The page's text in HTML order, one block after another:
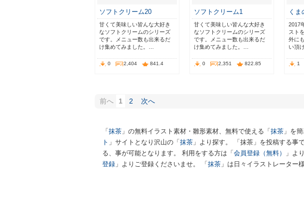
ソフトクリーム20
甘くて美味しい皆んな大好き
なソフトクリームのシリーズ
です。メニュー数も出来るだ
け集めてみました。…
0 2,404 841.4
ソフトクリーム1
甘くて美味しい皆んな大好き
なソフトクリームのシリーズ
です。メニュー数も出来るだ
け集めてみました。…
0 2,351 822.85
く
2017
スト
外に
い頂
1
前へ 1 2 次へ
「 抹茶 」の無料イラスト素材・雛形素材、無料で使える「 抹茶 」を
ト 」サイトとなり沢山の「 抹茶 」より探す。 「抹茶」を投稿する事
る、事が可能となります。 利用をする方は「 会員登録（無料） 」よ
登録 」よりご登録くださいませ。 「 抹茶 」は日々イラストレーター